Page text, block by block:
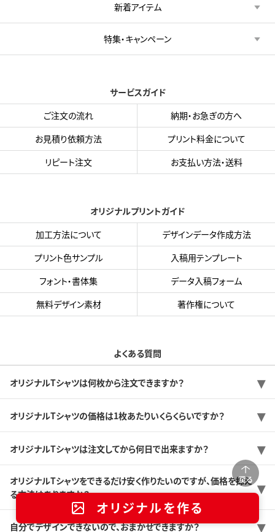
戻る
オリジナルを作る
新着アイテム
特集・キャンペーン
サービスガイド
ご注文の流れ
納期・お急ぎの方へ
お見積り依頼方法
プリント料金について
リピート注文
お支払い方法・送料
オリジナルプリントガイド
加工方法について
デザインデータ作成方法
プリント色サンプル
入稿用テンプレート
フォント・書体集
データ入稿フォーム
無料デザイン素材
著作権について
よくある質問
オリジナルTシャツは何枚から注文できますか？
オリジナルTシャツの価格は1枚あたりいくらくらいですか？
オリジナルTシャツは注文してから何日で出来ますか？
オリジナルTシャツをできるだけ安く作りたいのですが、価格を抑え
る方法はありますか？
自分でデザインできないので、おまかせできますか？